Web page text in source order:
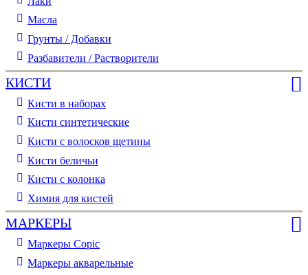
Масла
Грунты / Добавки
Разбавители / Растворители
КИСТИ
Кисти в наборах
Кисти синтетические
Кисти с волосков щетины
Кисти беличьи
Кисти с колонка
Химия для кистей
МАРКЕРЫ
Маркеры Copic
Маркеры акварельные